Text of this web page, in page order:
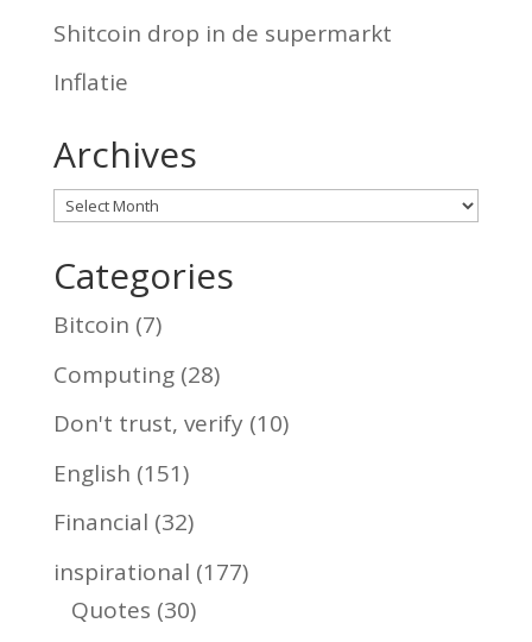
Shitcoin drop in de supermarkt
Inflatie
Archives
Archives
Categories
Bitcoin (7)
Computing(28)
Don't trust, verify (10)
English (151)
Financial (32)
inspirational (177)
Quotes (30)